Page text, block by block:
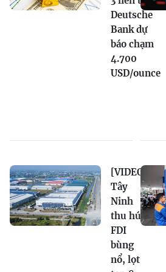
Deutsche
Bank dự
báo chạm
4.700
USD/ounce
[VIDEO]
Tây
Ninh
thu hút
FDI
bùng
nổ, lọt